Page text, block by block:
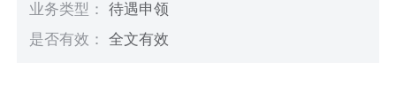
业务类型：待遇申领
是否有效：全文有效